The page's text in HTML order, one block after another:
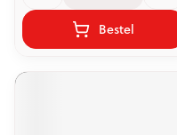
Bestel